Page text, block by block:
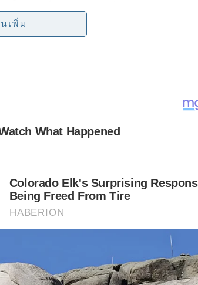
กและมีโอกาสเพิ่มมากขึ้น
แค เดือนมกราคม 2562 และครั้งที่ 4 จัดขึ้น
ที่ผ่านมา
ระชาชนได้รู้จักน้ำมันเมล็ดชาและสินค้าของ
นื่องไปยังภูมิภาคและสถานที่ต่างๆ และสำห
เมต์ มาร์เก็ต
ฒนา และ บริษัท เดอะมอลล์ กรุ๊ป จำกัด เพื่
เพิ่ม